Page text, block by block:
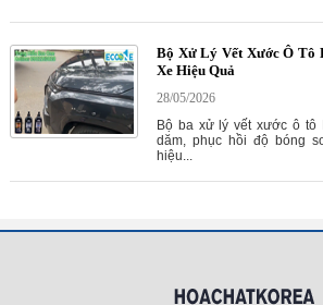
Bộ Xử Lý Vết Xước Ô Tô
Xe Hiệu Quả
28/05/2026
Bộ ba xử lý vết xước ô tô
dăm, phục hồi độ bóng
hiệu...